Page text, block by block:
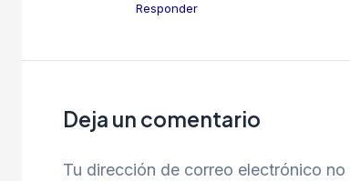
Responder
Deja un comentario
Tu dirección de correo electrónico no